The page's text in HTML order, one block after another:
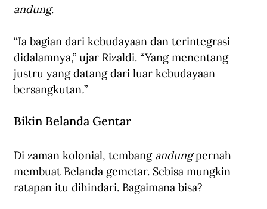
andung.
“Ia bagian dari kebudayaan dan terintegrasi
didalamnya,” ujar Rizaldi. “Yang menentang
justru yang datang dari luar kebudayaan
bersangkutan.”
Bikin Belanda Gentar
Di zaman kolonial, tembang andung pernah
membuat Belanda gemetar. Sebisa mungkin
ratapan itu dihindari. Bagaimana bisa?